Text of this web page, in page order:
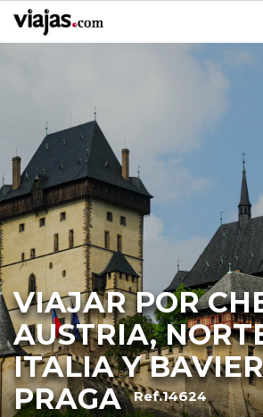
VIAJAR POR
AUSTRIA,
ITALIA Y
PRAGA Ref.14624